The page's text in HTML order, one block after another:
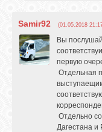
Samir92 (01.05.2018
Вы
первую
Отдельная
Отдельно
Дагестана и